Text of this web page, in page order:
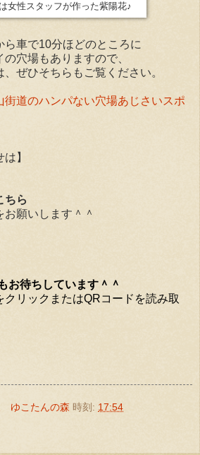
女性スタッフが作った紫陽花♪
ら車で10分ほどのところに
穴場もありますので、
ぜひそちらもご覧ください。
街道のハンパない穴場あじさいスポ
】
ちら
願いします＾＾
待ちしています＾＾
クリックまたはQRコードを読み取
ゆこたんの森 時刻: 17:54